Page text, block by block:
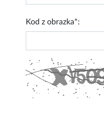
Kod z obrazka*: